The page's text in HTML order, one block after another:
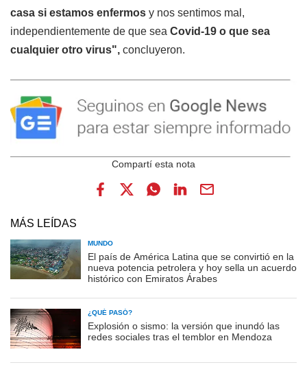
casa si estamos enfermos y nos sentimos mal,
independientemente de que sea Covid-19 o que sea
cualquier otro virus", concluyeron.
MÁS LEÍDAS
MUNDO
El país de América Latina que se convirtió en la
nueva potencia petrolera y hoy sella un acuerdo
histórico con Emiratos Árabes
¿QUÉ PASÓ?
Explosión o sismo: la versión que inundó las
redes sociales tras el temblor en Mendoza